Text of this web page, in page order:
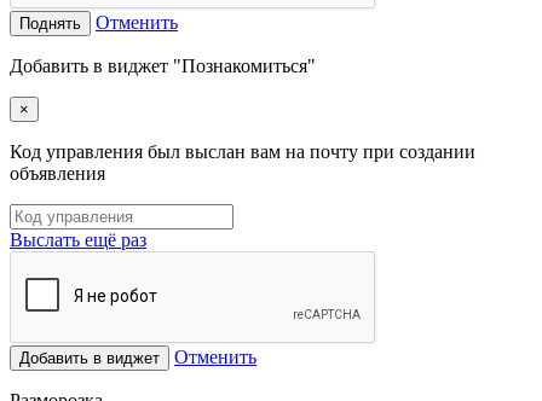
Поднять Отменить
Добавить в виджет "Познакомиться"
×
Код управления был выслан вам на почту при создании
объявления
Выслать ещё раз
Добавить в виджет Отменить